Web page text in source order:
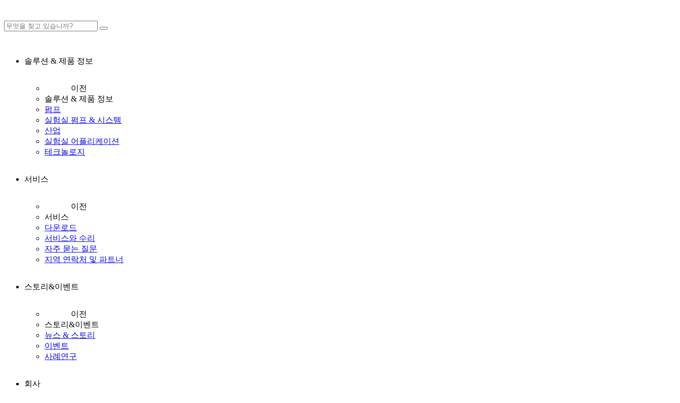
솔루션 & 제품 정보
이전
솔루션 & 제품 정보
펌프
실험실 펌프 & 시스템
산업
실험실 어플리케이션
테크놀로지
서비스
이전
서비스
다운로드
서비스와 수리
자주 묻는 질문
지역 연락처 및 파트너
스토리&이벤트
이전
스토리&이벤트
뉴스 & 스토리
이벤트
사례연구
회사